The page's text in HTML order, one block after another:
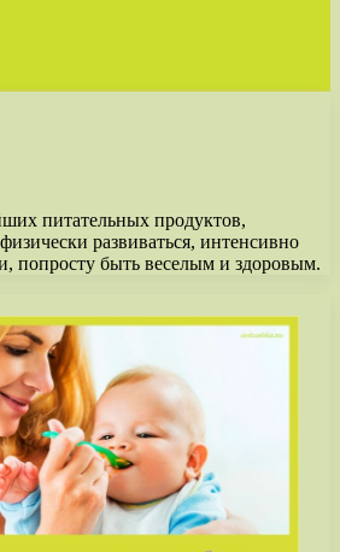
питательных продуктов,
развиваться, интенсивно
попросту быть веселым и здоровым.